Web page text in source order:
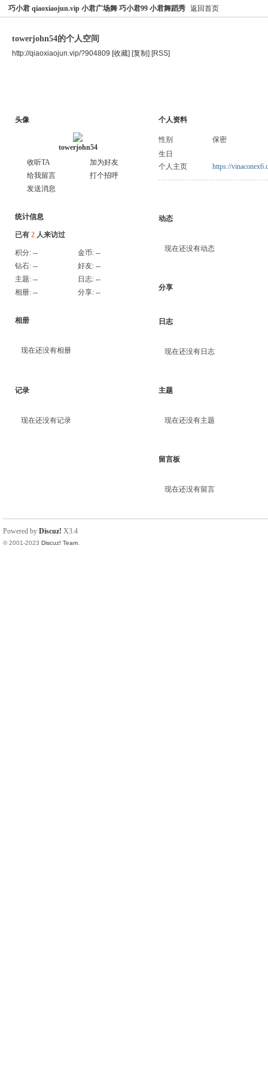
巧小君 qiaoxiaojun.vip 小君广场舞 巧小君99 小君舞蹈秀 返回首页
towerjohn54的个人空间
http://qiaoxiaojun.vip/?904809 [收藏] [复制] [RSS]
头像
towerjohn54
收听TA
加为好友
给我留言
打个招呼
发送消息
统计信息
已有 2 人来访过
积分: -- 金币: --
钻石: -- 好友: --
主题: -- 日志: --
相册: -- 分享: --
相册
现在还没有相册
记录
现在还没有记录
个人资料
性别
保密
生日
个人主页
https://
动态
现在还没有动态
分享
日志
现在还没有日志
主题
现在还没有主题
留言板
现在还没有留言
Powered by Discuz! X3.4
© 2001-2023 Discuz! Team